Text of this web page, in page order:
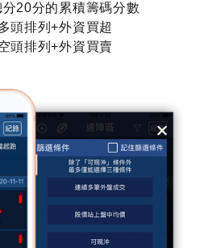
20分的累積籌碼分數
頭排列+外資買超
頭排列+外資買賣